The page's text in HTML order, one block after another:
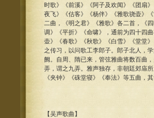
时歌》《前溪》《阿子及欢闻》《团扇
夜飞》《估客》《杨伴》《雅歌骁壶》
二曲，《明之君》《雅歌》各二首，《
调》《平折》《命啸》，通前为四十四
壶》《春歌》《秋歌》《白雪》《堂堂
之传习，以问歌工李郎子。郎子北人，
阙。自周、隋已来，管弦雅曲将数百曲
弄，谓之九弄。雅声独存，非朝廷郊庙
《夹钟》《硃堂寝》《奉法》等五曲，
【吴声歌曲】